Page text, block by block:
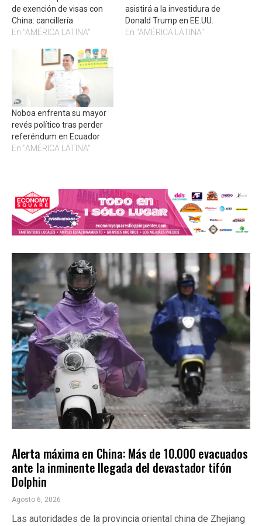
de exención de visas con
China: cancillería
En "AMÉRICA LATINA"
asistirá a la investidura de
Donald Trump en EE.UU.
En "AMÉRICA LATINA"
Noboa enfrenta su mayor
revés político tras perder
referéndum en Ecuador
En "AMÉRICA LATINA"
Alerta máxima en China: Más de 10.000 evacuados
ante la inminente llegada del devastador tifón
Dolphin
Agosto 6, 2026
Las autoridades de la provincia oriental china de Zhejiang